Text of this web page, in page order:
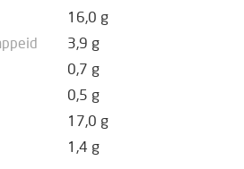
16,0 g
3,9 g
0,7 g
0,5 g
17,0 g
1,4 g